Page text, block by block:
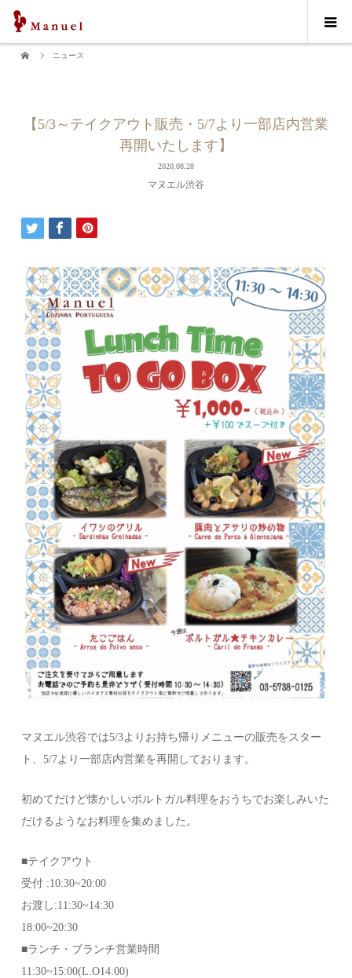
ニュース
【5/3～テイクアウト販売・5/7より一部店内営業
再開いたします】
2020.08.28
マヌエル渋谷
マヌエル渋谷では5/3よりお持ち帰りメニューの販売をスター
ト、5/7より一部店内営業を再開しております。
初めてだけど懐かしいポルトガル料理をおうちでお楽しみいた
だけるようなお料理を集めました。
■テイクアウト
受付 :10:30~20:00
お渡し:11:30~14:30
18:00~20:30
■ランチ・ブランチ営業時間
11:30~15:00(L.O14:00)